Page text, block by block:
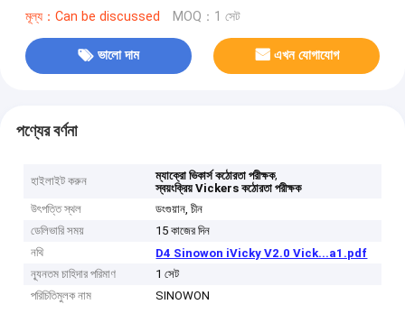
মূল্য：Can be discussed MOQ：1 সেট
ভালো দাম এখন যোগাযোগ
পণ্যের বর্ণনা
হাইলাইট করুন ম্যাক্রো ভিকার্স কঠোরতা পরীক্ষক,
স্বয়ংক্রিয় Vickers কঠোরতা পরীক্ষক
উৎপত্তি স্থল
ডংগুয়ান, চীন
ডেলিভারি সময়
15 কাজের দিন
নথি
D4 Sinowon iVicky V2.0 Vick...a1.pdf
ন্যূনতম চাহিদার পরিমাণ
1 সেট
পরিচিতিমুলক নাম
SINOWON